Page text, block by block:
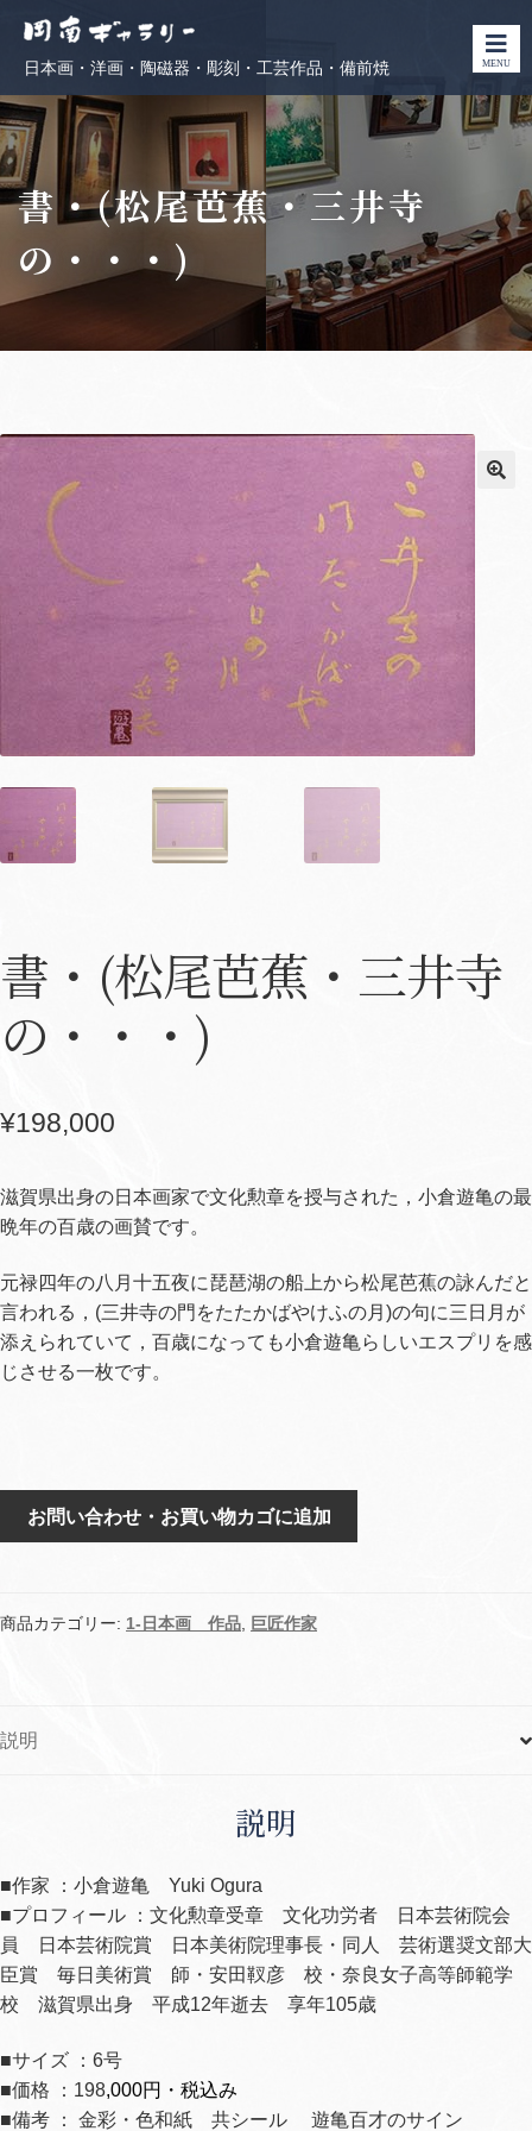
日本画・洋画・陶磁器・彫刻・工芸作品・備前焼 MENU
書・(松尾芭蕉・三井寺
の・・・)
書・(松尾芭蕉・三井寺
の・・・)
¥198,000
滋賀県出身の日本画家で文化勲章を授与された，小倉遊亀の最
晩年の百歳の画賛です。
元禄四年の八月十五夜に琵琶湖の船上から松尾芭蕉の詠んだと
言われる，(三井寺の門をたたかばやけふの月)の句に三日月が
添えられていて，百歳になっても小倉遊亀らしいエスプリを感
じさせる一枚です。
書・
蕉・
の・・・)
お問い合わせ・お買い物カゴに追加
商品カテゴリー: 1-日本画 作品, 巨匠作家
説明
説明
■作家 ：小倉遊亀 Yuki Ogura
■プロフィール ：文化勲章受章 文化功労者 日本芸術院会
員 日本芸術院賞 日本美術院理事長・同人 芸術選奨文部大
臣賞 毎日美術賞 師・安田靫彦 校・奈良女子高等師範学
校 滋賀県出身 平成12年逝去 享年105歳
■サイズ ：6号
■価格 ：198,000円・税込み
■備考 ： 金彩・色和紙 共シール 遊亀百才のサイン